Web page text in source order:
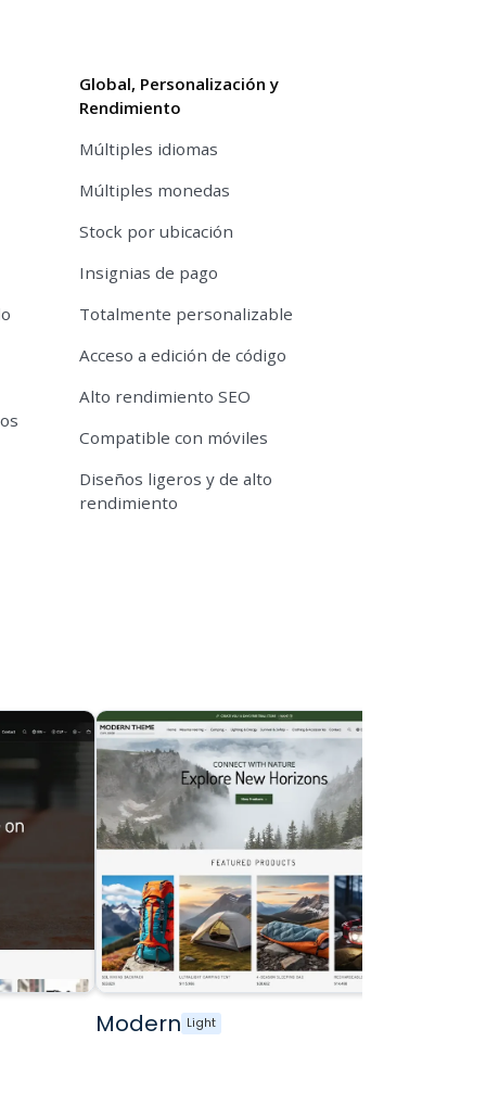
Global, Personalización y
Rendimiento
Múltiples idiomas
Múltiples monedas
Stock por ubicación
Insignias de pago
Totalmente personalizable
Acceso a edición de código
Alto rendimiento SEO
Compatible con móviles
Diseños ligeros y de alto
rendimiento
Modern Light